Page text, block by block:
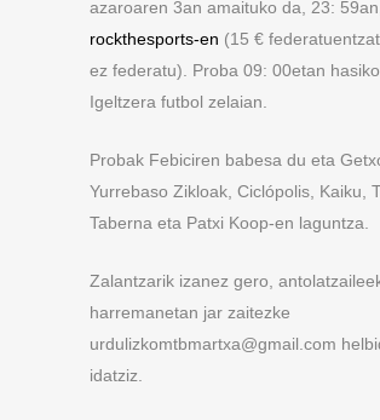
azaroaren 3an amaituko da, 23:
rockthesports-en (15 €
ez federatu). Proba 09: 00etan
Igeltzera futbol zelaian.
Probak Febiciren babesa du eta
Yurrebaso Zikloak, Ciclópolis, Kaiku,
Taberna eta Patxi Koop-en laguntza.
Zalantzarik izanez gero,
harremanetan jar zaitezke
urdulizkomtbmartxa@gmail.com
idatziz.